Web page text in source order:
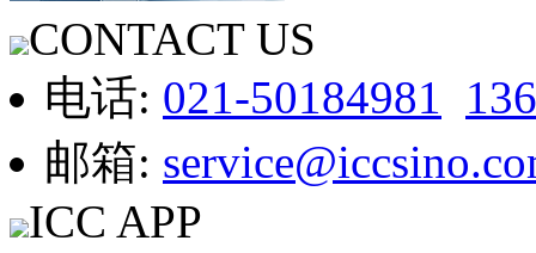
CONTACT US
电话: 021-50184981
邮箱:
ICC APP